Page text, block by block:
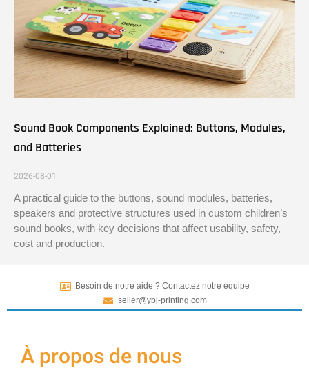
Sound Book Components Explained: Buttons, Modules,
and Batteries
2026-08-01
A practical guide to the buttons, sound modules, batteries,
speakers and protective structures used in custom children’s
sound books, with key decisions that affect usability, safety,
cost and production.
Besoin de notre aide ? Contactez notre équipe
seller@ybj-printing.com
À propos de nous